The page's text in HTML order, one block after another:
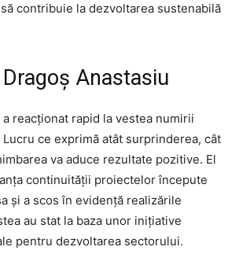
contribuie la dezvoltarea sustenabilă
Dragoș Anastasiu
reacționat rapid la vestea numirii
Lucru ce exprimă atât surprinderea, cât
va aduce rezultate pozitive. El
continuității proiectelor începute
și a scos în evidență realizările
au stat la baza unor inițiative
pentru dezvoltarea sectorului.